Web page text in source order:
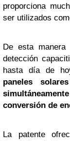
proporciona
ser utilizados
De esta
detección
hasta día de
paneles
conversión de
La patente